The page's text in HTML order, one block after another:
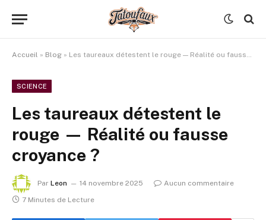
Accueil » Blog » Les taureaux détestent le rouge — Réalité ou fausse croyance ?
SCIENCE
Les taureaux détestent le
rouge — Réalité ou fausse
croyance ?
Par Leon 14 novembre 2025
Aucun commentaire
7 Minutes de Lecture